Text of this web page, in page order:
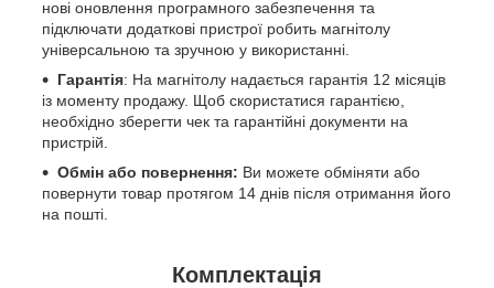
нові оновлення програмного забезпечення та
підключати додаткові пристрої робить магнітолу
універсальною та зручною у використанні.
Гарантія: На магнітолу надається гарантія 12 місяців
із моменту продажу. Щоб скористатися гарантією,
необхідно зберегти чек та гарантійні документи на
пристрій.
Обмін або повернення: Ви можете обміняти або
повернути товар протягом 14 днів після отримання його
на пошті.
Комплектація